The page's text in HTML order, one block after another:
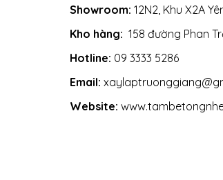
Showroom: 12N2, Khu X2A
Kho hàng: 158 đường Phan
Hotline: 09 3333 5286
Email:
Website: